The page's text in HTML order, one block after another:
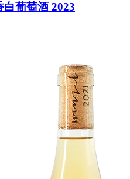
葡萄酒 2023